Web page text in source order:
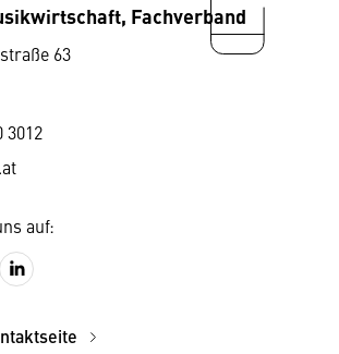
Fachverband
63
3012
auf: